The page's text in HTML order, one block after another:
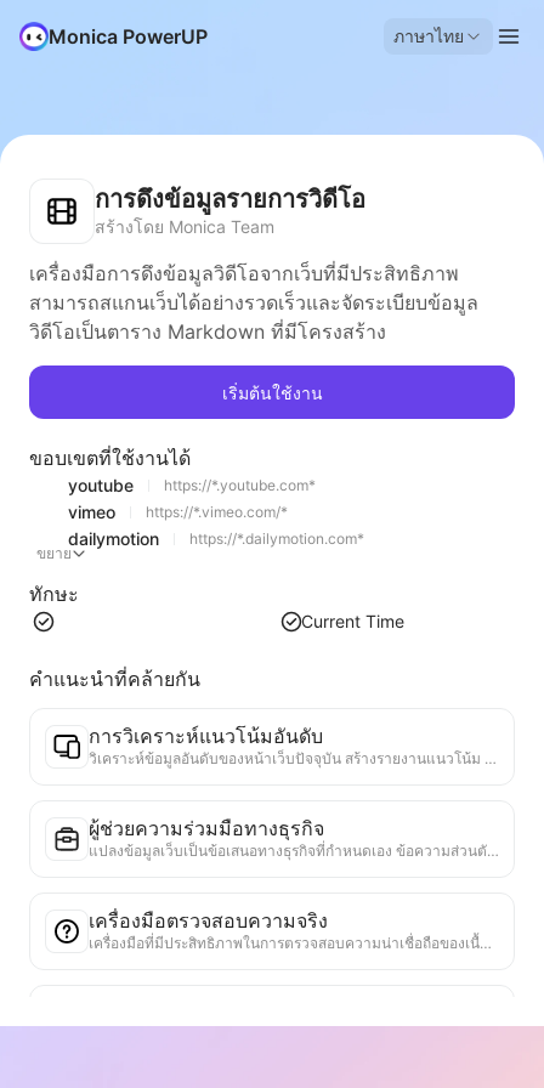
Monica PowerUP ภาษาไทย
การดึงข้อมูลรายการวิดีโอ
สร้างโดย Monica Team
เครื่องมือการดึงข้อมูลวิดีโอจากเว็บที่มีประสิทธิภาพ
สามารถสแกนเว็บได้อย่างรวดเร็วและจัดระเบียบข้อมูล
วิดีโอเป็นตาราง Markdown ที่มีโครงสร้าง
เริ่มต้นใช้งาน
ขอบเขตที่ใช้งานได้
youtube https://*.youtube.com*
vimeo https://*.vimeo.com/*
dailymotion
https://*.dailymotion.com*
ขยาย
ทักษะ
Current Time
คำแนะนำที่คล้ายกัน
การวิเคราะห์แนวโน้มอันดับ
วิเคราะห์ข้อมูลอันดับของหน้าเว็บปัจจุบัน สร้างรายงานแนวโน้ม ระบุหมวดหมู่ที่ได้รับความนิยม ประเภทผลิตภัณฑ์ที่กำลังเติบโตอย่างรวดเร็ว และเทคโนโลยีใหม่ ๆ ให้ข้อมูลเชิงลึกเกี่ยวกับตลาดทันที ช่วยให้คุณเข้าใจแนวโน้มผลิตภัณฑ์ล่าสุดและทิศทางของตลาด
ผู้ช่วยความร่วมมือทางธุรกิจ
แปลงข้อมูลเว็บเป็นข้อเสนอทางธุรกิจที่กำหนดเอง ข้อความส่วนตัวสำหรับความร่วมมือ มีแม่แบบที่พร้อมใช้งานและแนวทางการติดตาม เพื่อทำให้กระบวนการทำงานร่วมกันง่ายขึ้น
เครื่องมือตรวจสอบความจริง
เครื่องมือที่มีประสิทธิภาพในการตรวจสอบความน่าเชื่อถือของเนื้อหาเว็บไซต์ โดยจะระบุข้อความและข้อมูลสำคัญ และตรวจสอบข้อมูลกับแหล่งข้อมูลภายนอกที่น่าเชื่อถือ ให้คะแนนความน่าเชื่อถือของข้อความสำคัญ พร้อมให้คำอธิบายผลการตรวจสอบและลิงก์ไปยังแหล่งข้อมูล ช่วยเสริมสร้างความรู้ความเข้าใจและป้องกันการแพร่กระจายของข้อมูลเท็จ